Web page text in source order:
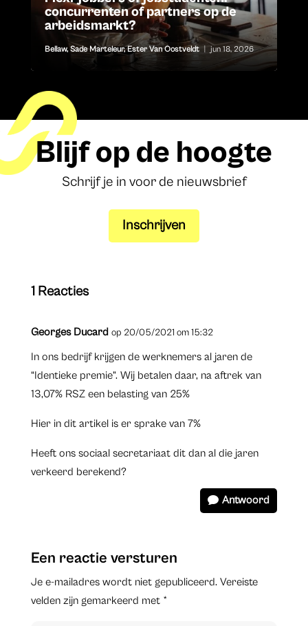
concurrenten of partners op de
arbeidsmarkt?
Bellaw,Sade Marteleur,Ester Van Oostveldt jun 18, 2026
Blijf op de hoogte
Schrijf je in voor de nieuwsbrief
Inschrijven
1 Reacties
Georges Ducard op 20/05/2021 om 15:32
In ons bedrijf krijgen de werknemers al jaren de
“Identieke premie”. Wij betalen daar, na aftrek van
13,07% RSZ een belasting van 25%
Hier in dit artikel is er sprake van 7%
Heeft ons sociaal secretariaat dit dan al die jaren
verkeerd berekend?
Antwoord
Een reactie versturen
Je e-mailadres wordt niet gepubliceerd. Vereiste
velden zijn gemarkeerd met *